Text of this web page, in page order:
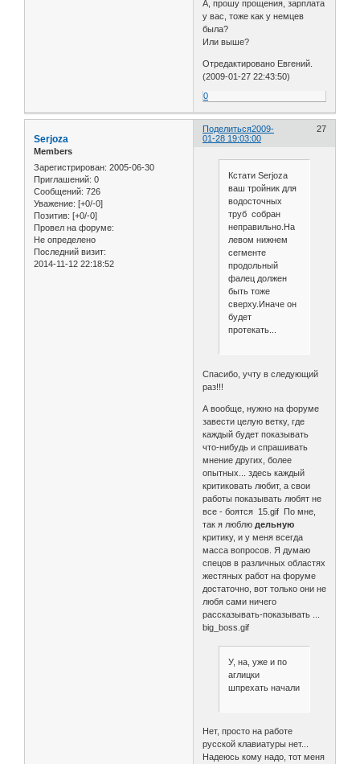
А, прошу прощения, зарплата
у вас, тоже как у немцев
была?
Или выше?
Отредактировано Евгений.
(2009-01-27 22:43:50)
0
Поделиться 27
2009-
01-28 19:03:00
Serjoza
Members
Зарегистрирован: 2005-06-30
Приглашений: 0
Сообщений: 726
Уважение: [+0/-0]
Позитив: [+0/-0]
Провел на форуме:
Не определено
Последний визит:
2014-11-12 22:18:52
Кстати Serjoza
ваш тройник для
водосточных
труб собран
неправильно.На
левом нижнем
сегменте
продольный
фалец должен
быть тоже
сверху.Иначе он
будет
протекать...
Спасибо, учту в следующий
раз!!!
А вообще, нужно на форуме
завести целую ветку, где
каждый будет показывать
что-нибудь и спрашивать
мнение других, более
опытных... здесь каждый
критиковать любит, а свои
работы показывать любят не
все - боятся 15.gif По мне,
так я люблю дельную
критику, и у меня всегда
масса вопросов. Я думаю
спецов в различных областях
жестяных работ на форуме
достаточно, вот только они не
любя сами ничего
рассказывать-показывать ...
big_boss.gif
У, на, уже и по
аглицки
шпрехать начали
Нет, просто на работе
русской клавиатуры нет...
Надеюсь кому надо, тот меня